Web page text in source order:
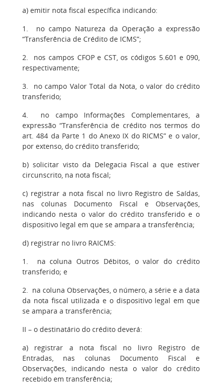
a) emitir nota fiscal específica indicando:
1. no campo Natureza da Operação a expressão
“Transferência de Crédito de ICMS”;
2. nos campos CFOP e CST, os códigos 5.601 e 090,
respectivamente;
3. no campo Valor Total da Nota, o valor do crédito
transferido;
4. no campo Informações Complementares, a
expressão “Transferência de crédito nos termos do
art. 484 da Parte 1 do Anexo IX do RICMS” e o valor,
por extenso, do crédito transferido;
b) solicitar visto da Delegacia Fiscal a que estiver
circunscrito, na nota fiscal;
c) registrar a nota fiscal no livro Registro de Saídas,
nas colunas Documento Fiscal e Observações,
indicando nesta o valor do crédito transferido e o
dispositivo legal em que se ampara a transferência;
d) registrar no livro RAICMS:
1. na coluna Outros Débitos, o valor do crédito
transferido; e
2. na coluna Observações, o número, a série e a data
da nota fiscal utilizada e o dispositivo legal em que
se ampara a transferência;
II – o destinatário do crédito deverá:
a) registrar a nota fiscal no livro Registro de
Entradas, nas colunas Documento Fiscal e
Observações, indicando nesta o valor do crédito
recebido em transferência;